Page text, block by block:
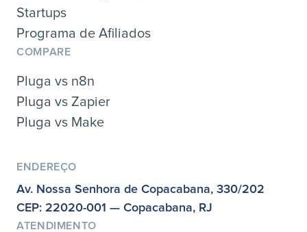
Startups
Programa de Afiliados
COMPARE
Pluga vs n8n
Pluga vs Zapier
Pluga vs Make
ENDEREÇO
Av. Nossa Senhora de Copacabana, 330/202
CEP: 22020-001 — Copacabana, RJ
ATENDIMENTO